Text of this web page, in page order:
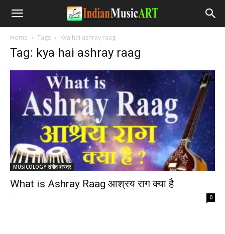
Home Tags Kya hai ashray raag
Tag: kya hai ashray raag
MUSICOLOGY संगीत शास्त्र
What is Ashray Raag आश्रय राग क्या है
- 0